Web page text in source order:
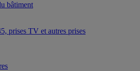
bâtiment
prises TV et autres prises